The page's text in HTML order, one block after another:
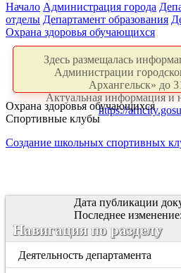
Начало Администрация города
отделы Департамент образования
Охрана здоровья обучающихся
Здесь размещалась
Администрации
Архангельск» до
Актуальная информация и
https://
Охрана здоровья обучающихся
Спортивные клубы
Создание школьных спортивных
Дата публикации
Последнее
Навигация по разделу
Деятельность департамента